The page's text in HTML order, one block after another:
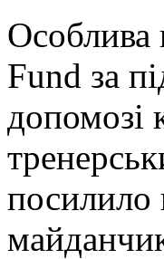
Fund за
допомозі
посилило